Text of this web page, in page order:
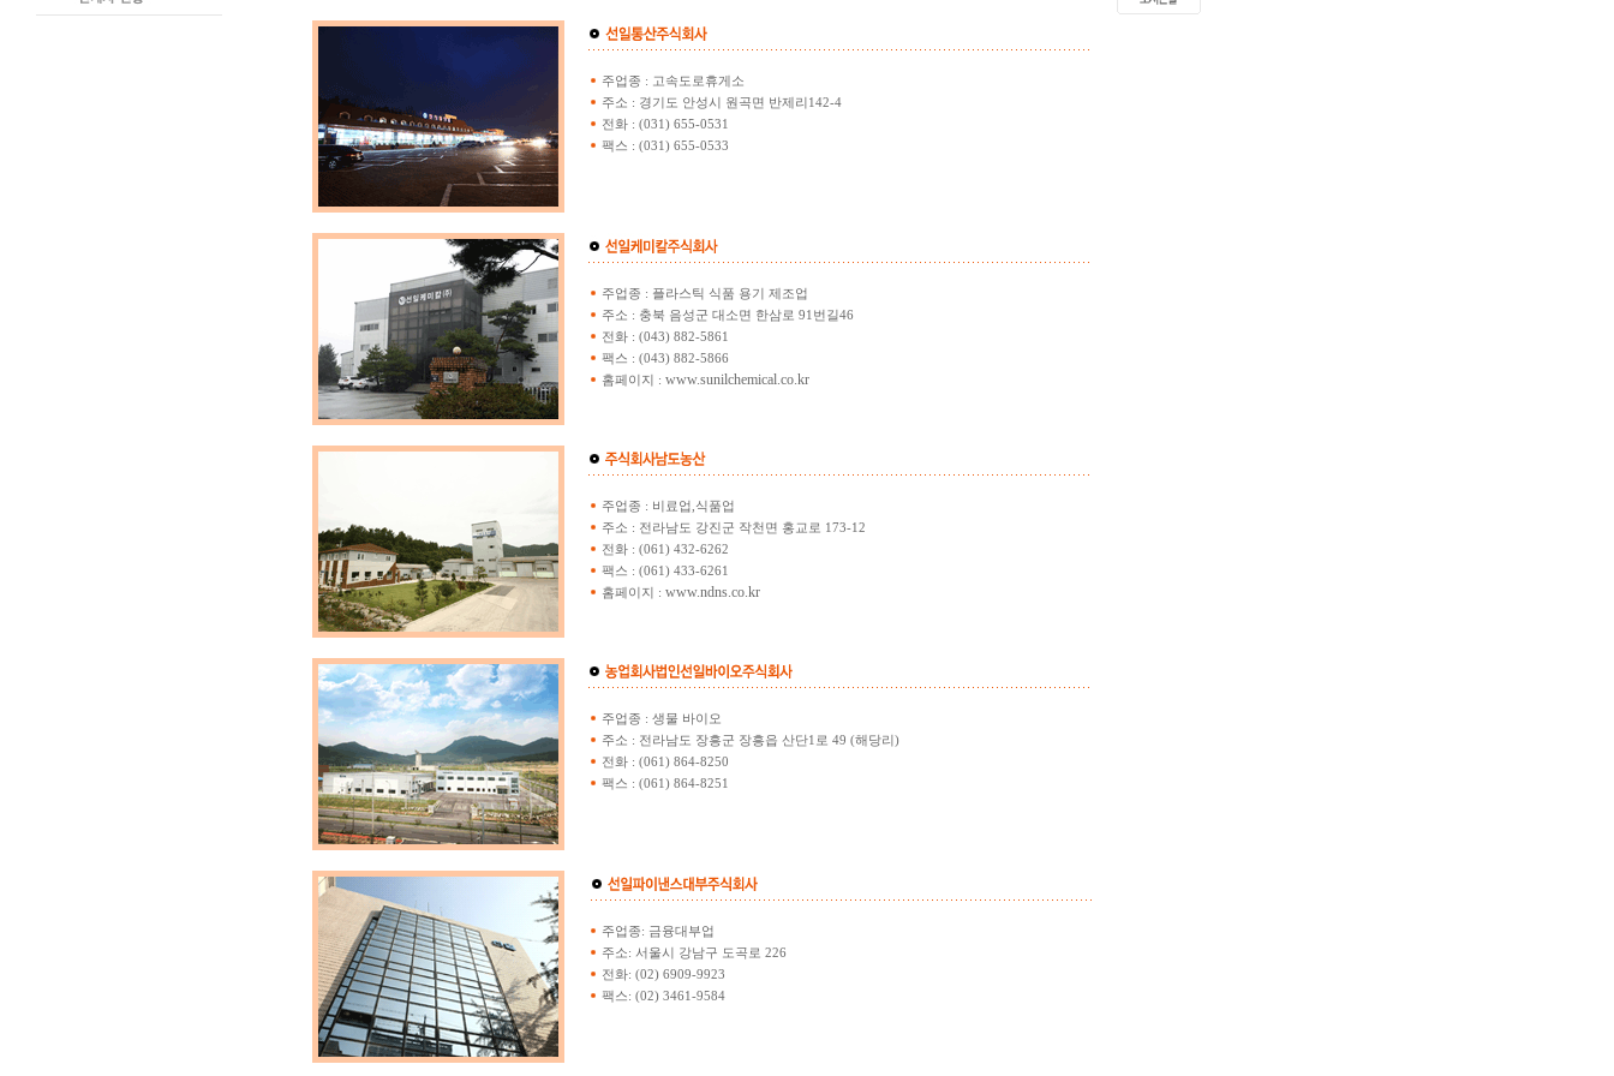
주업종 : 고속도로휴게소
주소 : 경기도 안성시 원곡면 반제리142-4
전화 : (031) 655-0531
팩스 : (031) 655-0533
주업종 : 플라스틱 식품 용기 제조업
주소 : 충북 음성군 대소면 한삼로 91번길46
전화 : (043) 882-5861
팩스 : (043) 882-5866
홈페이지 : www.sunilchemical.co.kr
주업종 : 비료업,식품업
주소 : 전라남도 강진군 작천면 홍교로 173-12
전화 : (061) 432-6262
팩스 : (061) 433-6261
홈페이지 : www.ndns.co.kr
주업종 : 생물 바이오
주소 : 전라남도 장흥군 장흥읍 산단1로 49 (해당리)
전화 : (061) 864-8250
팩스 : (061) 864-8251
주업종: 금융대부업
주소: 서울시 강남구 도곡로 226
전화: (02) 6909-9923
팩스: (02) 3461-9584